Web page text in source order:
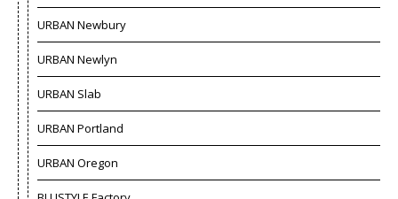
URBAN Newbury
URBAN Newlyn
URBAN Slab
URBAN Portland
URBAN Oregon